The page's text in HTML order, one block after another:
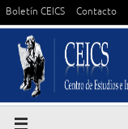
Boletín CEICS Contacto